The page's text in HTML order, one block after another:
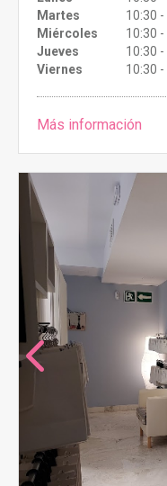
Martes
10:30
Miércoles
10:30
Jueves
10:30
Viernes
10:30
Más información